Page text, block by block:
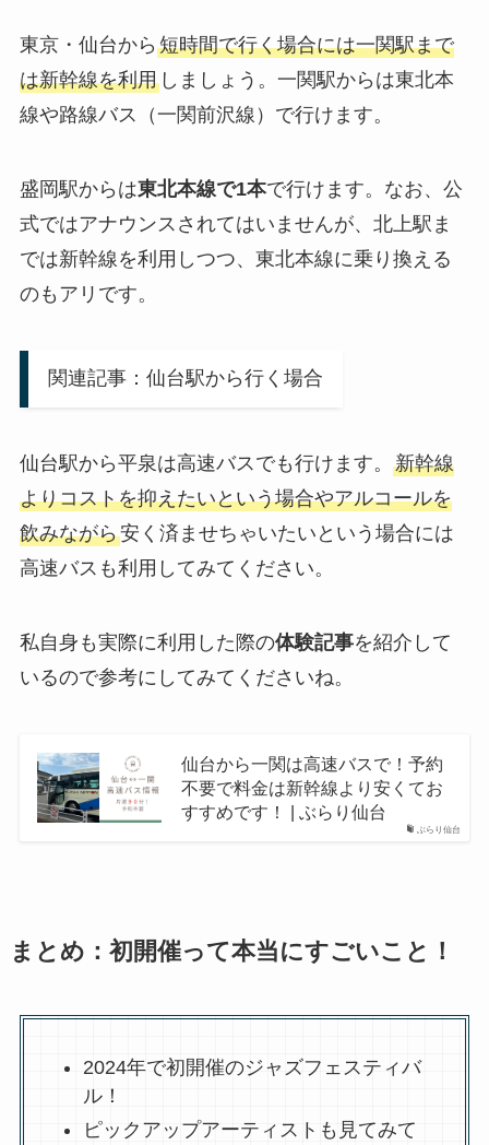
東京・仙台から 短時間で行く場合には一関駅まで
は新幹線を利用しましょう。一関駅からは東北本
線や路線バス（一関前沢線）で行けます。
盛岡駅からは東北本線で1本で行けます。なお、公
式ではアナウンスされてはいませんが、北上駅ま
では新幹線を利用しつつ、東北本線に乗り換える
のもアリです。
関連記事：仙台駅から行く場合
仙台駅から平泉は高速バスでも行けます。 新幹線
よりコストを抑えたいという場合やアルコールを
飲みながら安く済ませちゃいたいという場合には
高速バスも利用してみてください。
私自身も実際に利用した際の体験記事を紹介して
いるので参考にしてみてくださいね。
ぶらり仙台
仙台から一関は高速バスで！予約
不要で料金は新幹線より安くてお
すすめです！ | ぶらり仙台
まとめ：初開催って本当にすごいこと！
2024年で初開催のジャズフェスティバ
ル！
ピックアップアーティストも見てみて